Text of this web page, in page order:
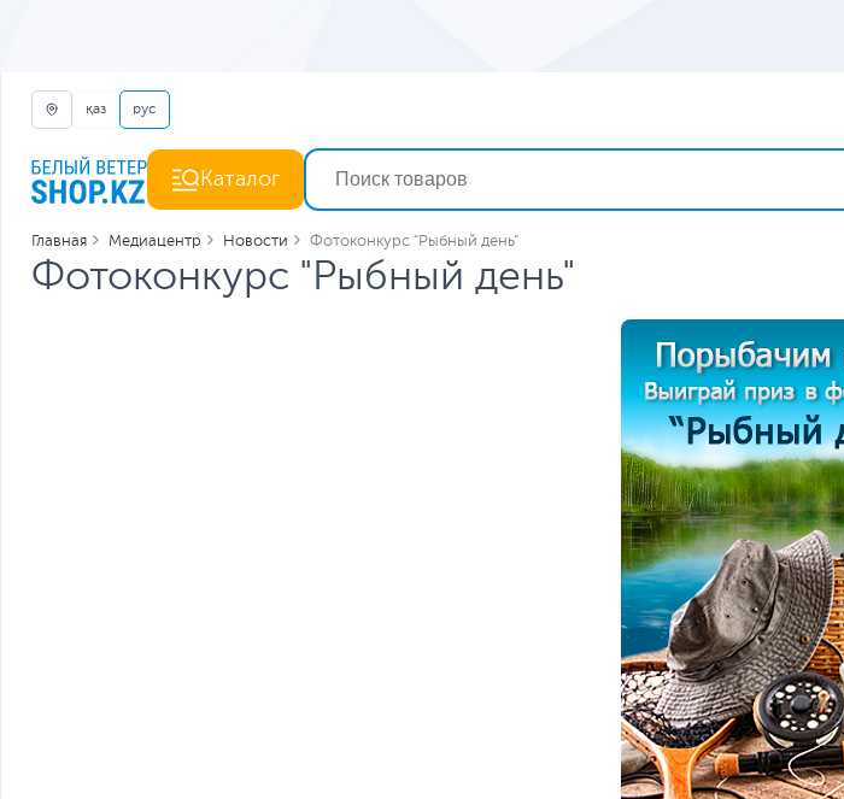
қаз рус
Каталог
Главная Медиацентр Новости Фотоконкурс "Рыбный день"
Фотоконкурс "Рыбный день"